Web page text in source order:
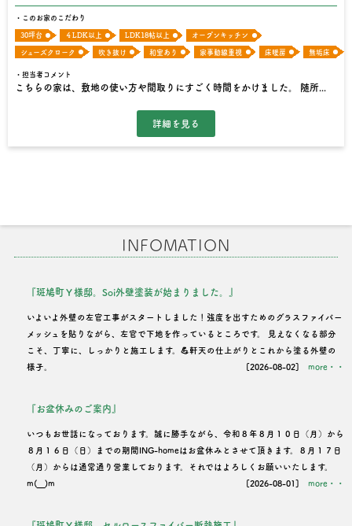
このお家のこだわり
30坪台 ４LDK以上 LDK18帖以上 オープンキッチン
シューズクローク 吹き抜け 和室あり 家事動線重視 床暖房 無垢床
担当者コメント
こちらの家は、敷地の使い方や間取りにすごく時間をかけました。 随所...
INFOMATION
『斑鳩町Ｙ様邸。Soi外壁塗装が始まりました。』
いよいよ外壁の左官工事がスタートしました！強度を出すためのグラスファイバー
メッシュを貼りながら、左官で下地を作っているところです。 見えなくなる部分
こそ、丁寧に、しっかりと施工します。💪軒天の仕上がりとこれから塗る外壁の
様子。 [2026-08-02] more・・
『お盆休みのご案内』
いつもお世話になっております。誠に勝手ながら、令和８年８月１０日（月）から
８月１６日（日）までの期間ING-homeはお盆休みとさせて頂きます。８月１７日
（月）からは通常通り営業しております。それではよろしくお願いいたします。
m(__)m [2026-08-01] more・・